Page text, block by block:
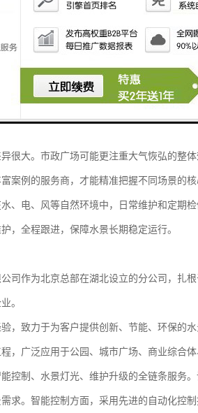
宅社区的大堂或入口区域。它不需要大规
广场，波光喷泉也常被作为核心景观节点，
。在这方面，需要从多个维度进行综合评
制、灯光等多个领域，只有具备自主研发
很大。市政广场可能更注重大气恢弘的整
案例的服务商，才能精准把握不同场景的核
、电、风等自然环境中，日常维护和定期
，全程跟进，保障水景长期稳定运行。
司作为北京总部在湖北设立的分公司，扎
。
，致力于为客户提供创新、节能、环保的
，广泛应用于公园、城市广场、商业综合体
控制、水景灯光、维护升级的全链条服务
求。智能控制方面，采用先进的自动化控